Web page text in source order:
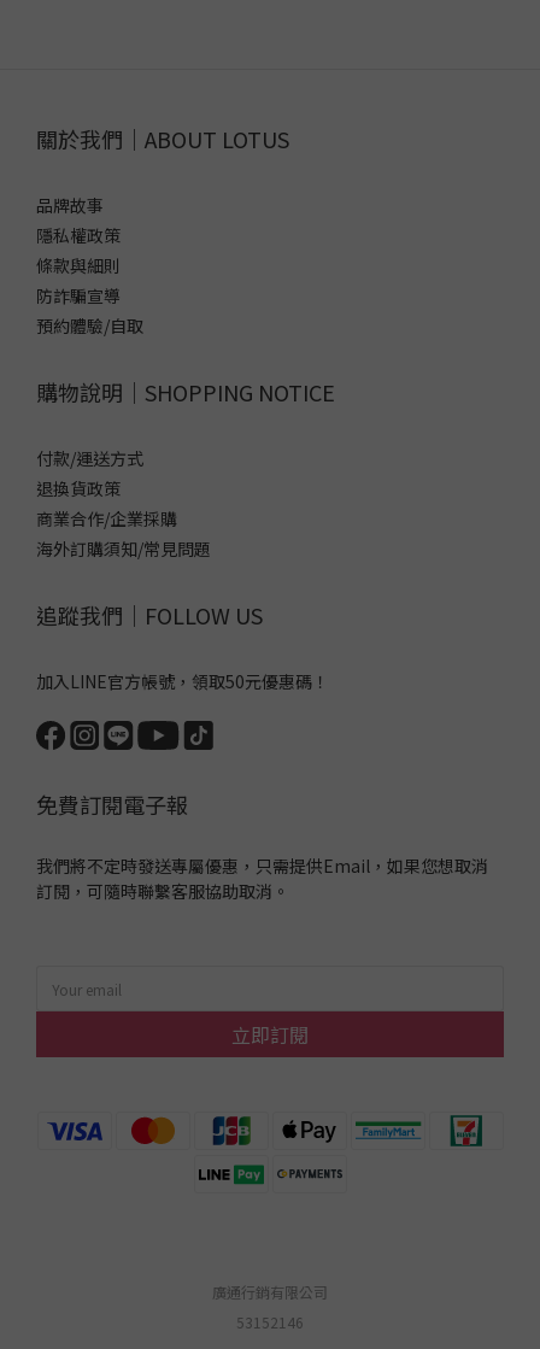
關於我們｜ABOUT LOTUS
品牌故事
隱私權政策
條款與細則
防詐騙宣導
預約體驗/自取
購物說明｜SHOPPING NOTICE
付款/運送方式
退換貨政策
商業合作/企業採購
海外訂購須知/常見問題
追蹤我們｜FOLLOW US
加入LINE官方帳號，領取50元優惠碼！
免費訂閱電子報
我們將不定時發送專屬優惠，只需提供Email，如果您想取消
訂閱，可隨時聯繫客服協助取消。
立即訂閱
廣通行銷有限公司
53152146